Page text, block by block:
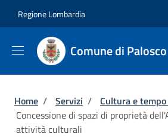
Regione Lombardia
Comune di Palosco
Briciole di pane
Home / Servizi / Cultura e
Concessione di spazi di proprietà
attività culturali